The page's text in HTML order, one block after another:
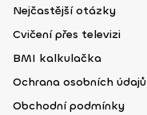
Nejčastější otázky
Cvičení přes televizi
BMI kalkulačka
Ochrana osobních údajů
Obchodní podmínky